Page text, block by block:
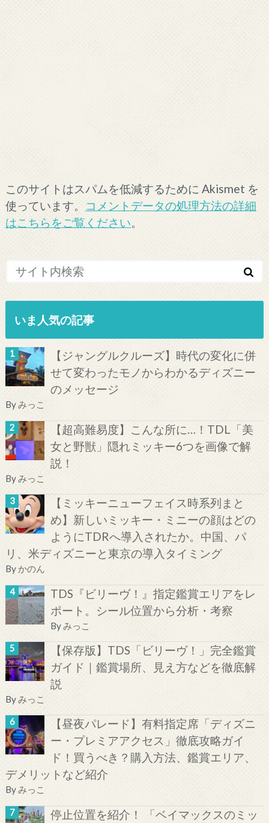
このサイトはスパムを低減するために Akismet を
使っています。
コメントデータの処理方法の詳細
はこちらをご覧ください
いま人気の記事
【ジャングルクルーズ】時代の変化に併
せて変わったモノからわかるディズニー
のメッセージ
Byみっこ
【超高難易度】こんな所に…！TDL「美
女と野獣」隠れミッキー6つを画像で解
説！
Byみっこ
【ミッキーニューフェイス時系列まと
め】新しいミッキー・ミニーの顔はどの
ようにTDRへ導入されたか。中国、パ
リ、米ディズニーと東京の導入タイミング
Byかのん
TDS『ビリーヴ！』指定鑑賞エリアをレ
ポート。シール位置から分析・考察
Byみっこ
【保存版】TDS「ビリーヴ！」完全鑑賞
ガイド｜鑑賞場所、見え方などを徹底解
説
Byみっこ
【昼夜パレード】有料指定席「ディズニ
ー・プレミアアクセス」徹底攻略ガイ
ド！買うべき？購入方法、鑑賞エリア、
デメリットなど紹介
Byみっこ
停止位置を紹介！ 「ベイマックスのミッ